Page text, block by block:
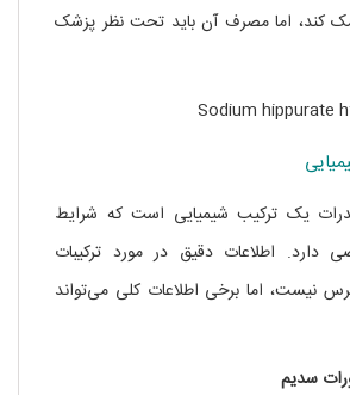
کند، اما مصرف آن باید تحت نظر پزشک
یک ترکیب شیمیایی است که شرایط
دارد. اطلاعات دقیق در مورد ترکیبات
نیست، اما برخی اطلاعات کلی می‌تواند